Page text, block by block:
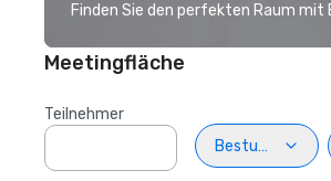
Finden Sie den perfekten Raum
Meetingfläche
Teilnehmer
Bestuhlung